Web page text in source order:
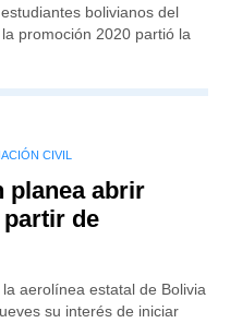
bolivianos del
promoción 2020 partió la
CIVIL
planea abrir
partir de
aerolínea estatal de Bolivia
su interés de iniciar